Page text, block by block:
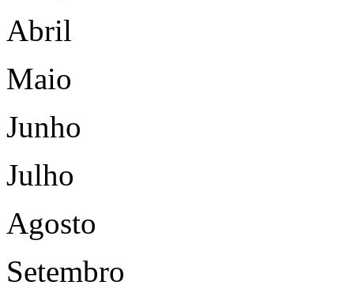
Abril
Maio
Junho
Julho
Agosto
Setembro